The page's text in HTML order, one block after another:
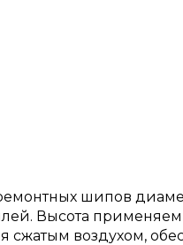
шипов
Высота
сжатым воздухом,